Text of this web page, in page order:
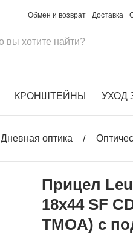
Обмен и возврат Доставка
КРОНШТЕЙНЫ УХОД
Дневная оптика
Прицел
18x44 SF
TMOA) с